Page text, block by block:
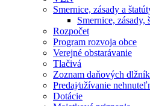
Smernice, zásady a
Smernice, zásady,
Rozpočet
Program rozvoja obce
Verejné obstarávanie
Tlačivá
Zoznam daňových
Predaj⁄užívanie
Dotácie